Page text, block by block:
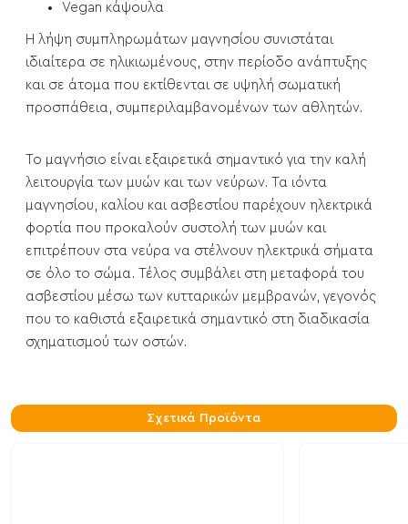
Vegan κάψουλα
Η λήψη συμπληρωμάτων μαγνησίου συνιστάται
ιδιαίτερα σε ηλικιωμένους, στην περίοδο ανάπτυξης
και σε άτομα που εκτίθενται σε υψηλή σωματική
προσπάθεια, συμπεριλαμβανομένων των αθλητών.
Το μαγνήσιο είναι εξαιρετικά σημαντικό για την καλή
λειτουργία των μυών και των νεύρων. Τα ιόντα
μαγνησίου, καλίου και ασβεστίου παρέχουν ηλεκτρικά
φορτία που προκαλούν συστολή των μυών και
επιτρέπουν στα νεύρα να στέλνουν ηλεκτρικά σήματα
σε όλο το σώμα. Τέλος συμβάλει στη μεταφορά του
ασβεστίου μέσω των κυτταρικών μεμβρανών, γεγονός
που το καθιστά εξαιρετικά σημαντικό στη διαδικασία
σχηματισμού των οστών.
Σχετικά Προϊόντα